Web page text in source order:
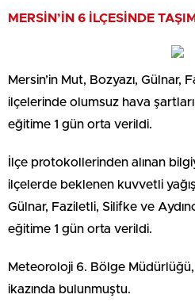
MERSİN’İN 6 İLÇESİNDE
Mersin’in Mut, Bozyazı, Gülnar,
ilçelerinde olumsuz hava şartları
eğitime 1 gün orta verildi.
İlçe protokollerinden alınan
ilçelerde beklenen kuvvetli
Gülnar, Faziletli, Silifke ve
eğitime 1 gün orta verildi.
Meteoroloji 6. Bölge
ikazında bulunmuştu.